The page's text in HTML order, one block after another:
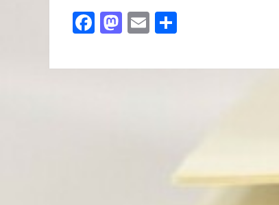
Facebook
Mastodon
Email